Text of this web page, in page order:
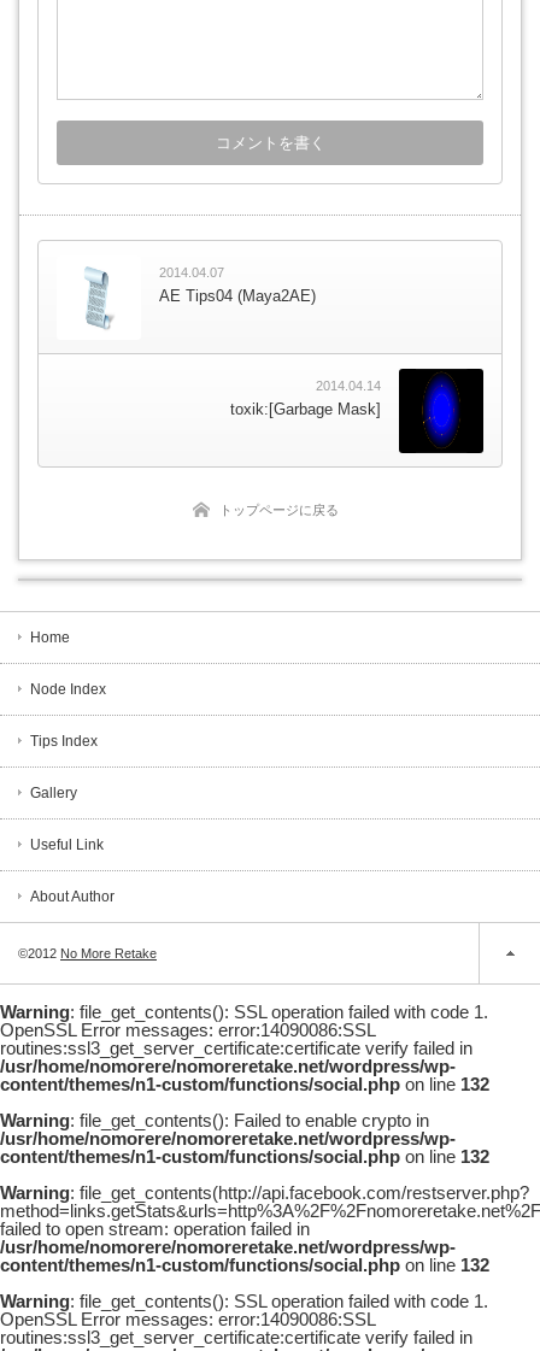
2014.04.07
AE Tips04 (Maya2AE)
2014.04.14
toxik:[Garbage Mask]
トップページに戻る
Home
Node Index
Tips Index
Gallery
Useful Link
About Author
©2012 No More Retake
Warning: file_get_contents(): SSL operation failed with code 1.
OpenSSL Error messages: error:14090086:SSL
routines:ssl3_get_server_certificate:certificate verify failed in
/usr/home/nomorere/nomoreretake.net/wordpress/wp-
content/themes/n1-custom/functions/social.php on line 132
Warning: file_get_contents(): Failed to enable crypto in
/usr/home/nomorere/nomoreretake.net/wordpress/wp-
content/themes/n1-custom/functions/social.php on line 132
Warning: file_get_contents(http://api.facebook.com/restserver.php?
failed to open stream: operation failed in
/usr/home/nomorere/nomoreretake.net/wordpress/wp-
content/themes/n1-custom/functions/social.php on line 132
Warning: file_get_contents(): SSL operation failed with code 1.
OpenSSL Error messages: error:14090086:SSL
routines:ssl3_get_server_certificate:certificate verify failed in